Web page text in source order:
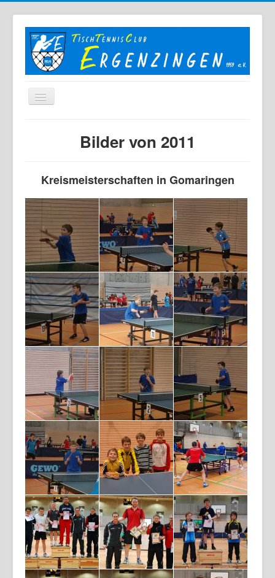
Bilder
Links
Sonstiges
Archiv
Login
Bilder von 2011
Kreismeisterschaften in Gomaringen